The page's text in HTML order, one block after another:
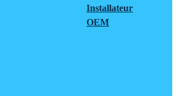
Installateur
OEM